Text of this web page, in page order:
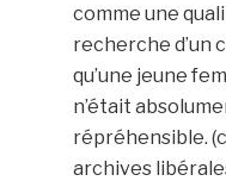
comme une
recherche d’un
qu’une jeune
n’était
répréhensible.
archives